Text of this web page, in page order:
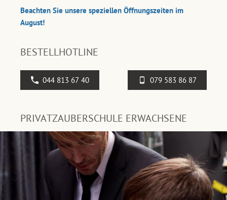
Beachten Sie unsere speziellen Öffnungszeiten im
August!
BESTELLHOTLINE
044 813 67 40 079 583 86 87
PRIVATZAUBERSCHULE ERWACHSENE